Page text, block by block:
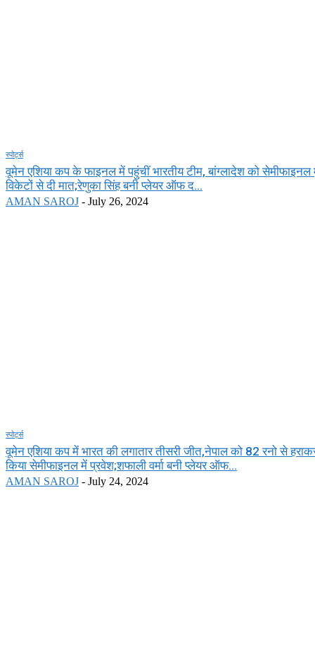
स्पोर्ट्स
वूमेन एशिया कप के फाइनल में पहुंचीं भारतीय टीम, बांग्लादेश को
विकेटों से दी मात;रेणुका सिंह बनी प्लेयर ऑफ द...
AMAN SAROJ - July 26, 2024
स्पोर्ट्स
वूमेन एशिया कप में भारत की लगातार तीसरी जीत,नेपाल को 82 रनो से
किया सेमीफाइनल में प्रवेश;शफाली वर्मा बनी प्लेयर ऑफ...
AMAN SAROJ - July 24, 2024